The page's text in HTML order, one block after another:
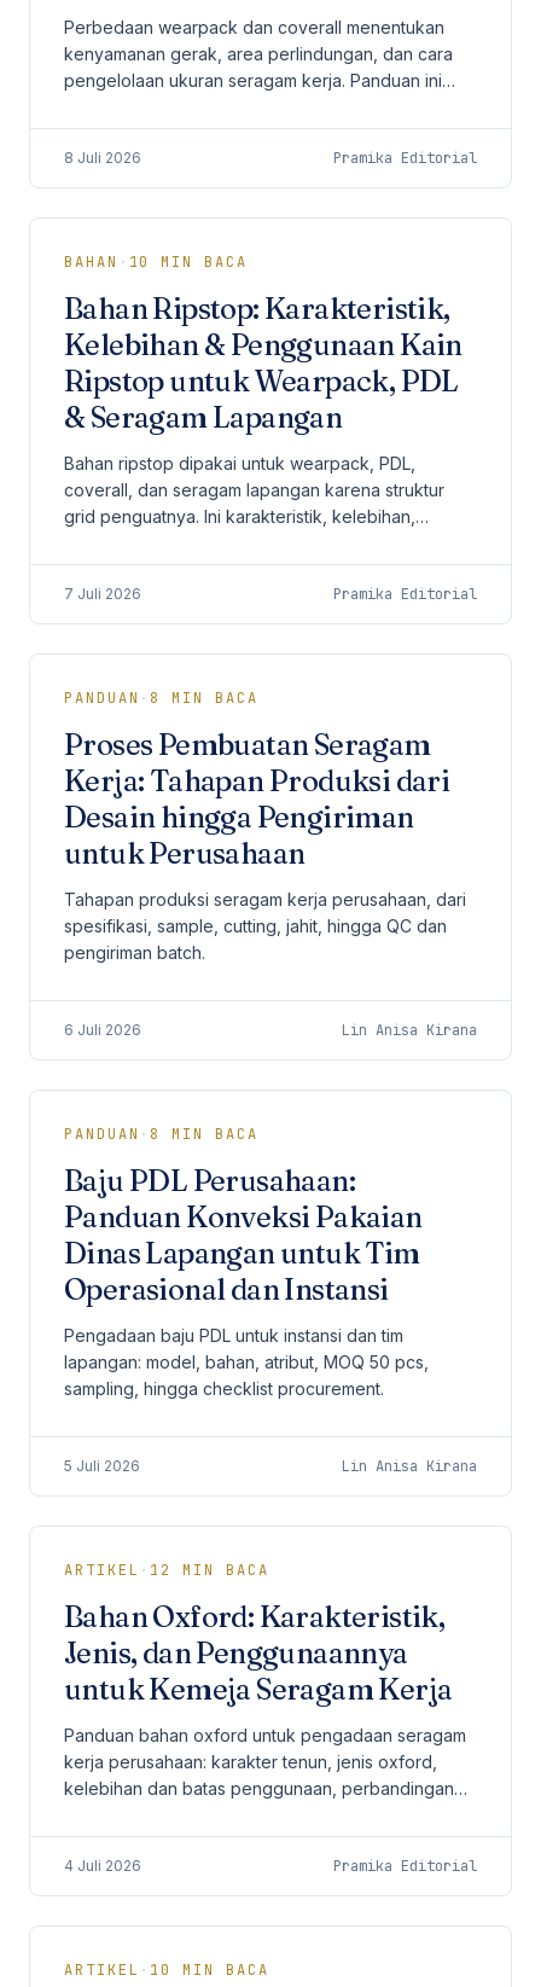
Perbedaan wearpack dan coverall menentukan
kenyamanan gerak, area perlindungan, dan cara
pengelolaan ukuran seragam kerja. Panduan ini
bahan, fitur safety, MOQ, serta checklist pengadaan
B2B.
8 Juli 2026 Pramika Editorial
BAHAN · 10 MIN BACA
Bahan Ripstop: Karakteristik,
Kelebihan & Penggunaan Kain
Ripstop untuk Wearpack, PDL
& Seragam Lapangan
Bahan ripstop dipakai untuk wearpack, PDL,
coverall, dan seragam lapangan karena struktur
grid penguatnya. Ini karakteristik, kelebihan,
canvas, serta cara memilihnya untuk pengadaan
perusahaan.
7 Juli 2026 Pramika Editorial
PANDUAN · 8 MIN BACA
Proses Pembuatan Seragam
Kerja: Tahapan Produksi dari
Desain hingga Pengiriman
untuk Perusahaan
Tahapan produksi seragam kerja perusahaan, dari
spesifikasi, sample, cutting, jahit, hingga QC dan
pengiriman batch.
6 Juli 2026 Lin Anisa Kirana
PANDUAN · 8 MIN BACA
Baju PDL Perusahaan:
Panduan Konveksi Pakaian
Dinas Lapangan untuk Tim
Operasional dan Instansi
Pengadaan baju PDL untuk instansi dan tim
lapangan: model, bahan, atribut, MOQ 50 pcs,
sampling, hingga checklist procurement.
5 Juli 2026 Lin Anisa Kirana
ARTIKEL · 12 MIN BACA
Bahan Oxford: Karakteristik,
Jenis, dan Penggunaannya
untuk Kemeja Seragam Kerja
Panduan bahan oxford untuk pengadaan seragam
kerja perusahaan: karakter tenun, jenis oxford,
kelebihan dan batas penggunaan, perbandingan
sebelum order.
4 Juli 2026 Pramika Editorial
ARTIKEL · 10 MIN BACA